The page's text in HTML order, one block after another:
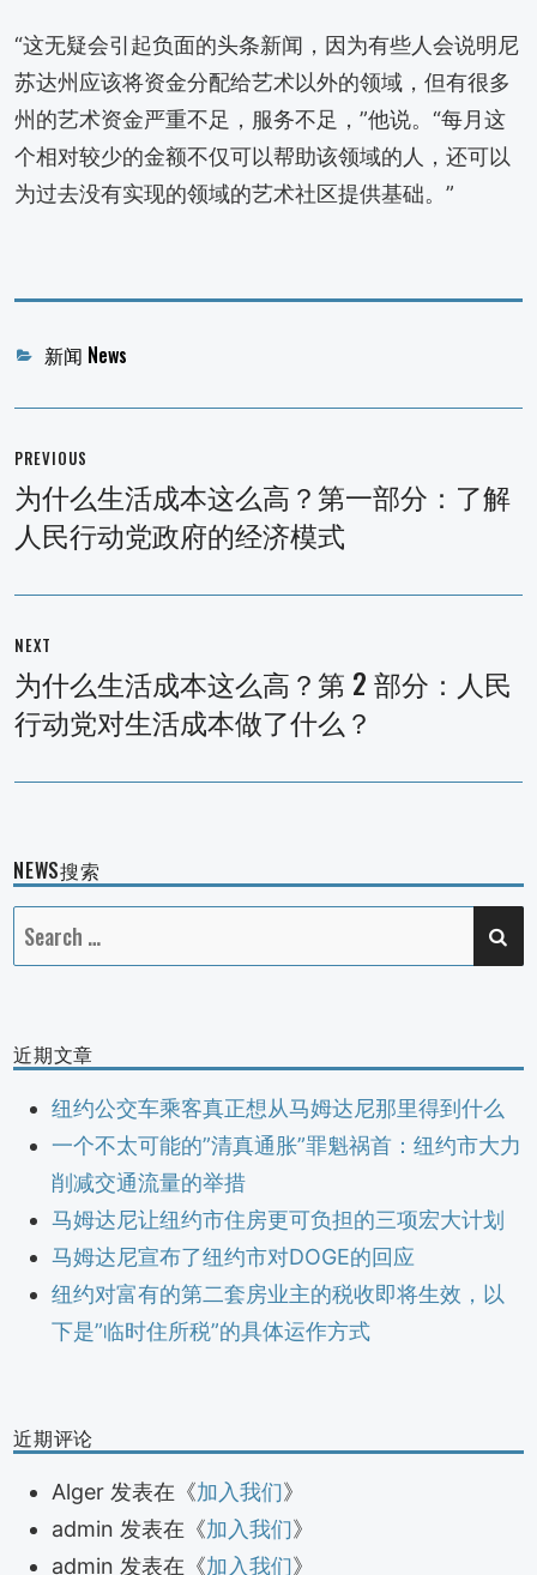
“这无疑会引起负面的头条新闻，因为有些人会说明尼
苏达州应该将资金分配给艺术以外的领域，但有很多
州的艺术资金严重不足，服务不足，”他说。“每月这
个相对较少的金额不仅可以帮助该领域的人，还可以
为过去没有实现的领域的艺术社区提供基础。”
Categories
新闻 News
章
导
航
PREVIOUS
Previous
post:
为什么生活成本这么高？第一部分：了解
人民行动党政府的经济模式
NEXT
Next
post:
为什么生活成本这么高？第 2 部分：人民
行动党对生活成本做了什么？
NEWS搜索
Search
for:
近期文章
纽约公交车乘客真正想从马姆达尼那里得到什么
一个不太可能的”清真通胀”罪魁祸首：纽约市大力
削减交通流量的举措
马姆达尼让纽约市住房更可负担的三项宏大计划
马姆达尼宣布了纽约市对DOGE的回应
纽约对富有的第二套房业主的税收即将生效，以
下是”临时住所税”的具体运作方式
近期评论
Alger 发表在《加入我们》
admin 发表在《加入我们》
admin 发表在《加入我们》